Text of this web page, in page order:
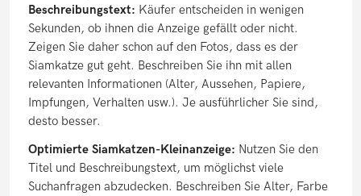
Beschreibungstext: Käufer entscheiden in wenigen
Sekunden, ob ihnen die Anzeige gefällt oder nicht.
Zeigen Sie daher schon auf den Fotos, dass es der
Siamkatze gut geht. Beschreiben Sie ihn mit allen
relevanten Informationen (Alter, Aussehen, Papiere,
Impfungen, Verhalten usw.). Je ausführlicher Sie sind,
desto besser.
Optimierte Siamkatzen-Kleinanzeige: Nutzen Sie den
Titel und Beschreibungstext, um möglichst viele
Suchanfragen abzudecken. Beschreiben Sie Alter, Farbe